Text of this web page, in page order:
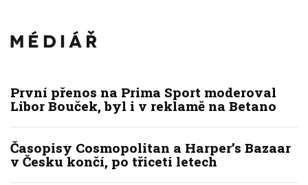
První přenos na Prima Sport moderoval
Libor Bouček, byl i v reklamě na Betano
Časopisy Cosmopolitan a Harper’s Bazaar
v Česku končí, po třiceti letech